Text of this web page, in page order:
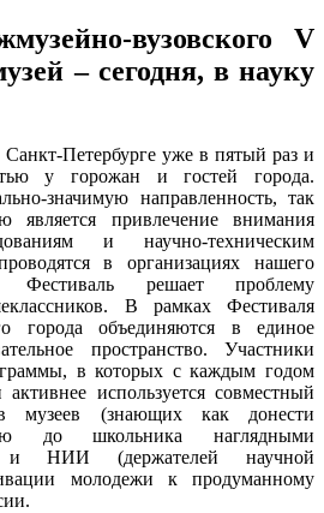
вузовского V
– сегодня, в науку
Петербурге уже в пятый раз и
у горожан и гостей города.
значимую направленность, так
является привлечение внимания
и научно-техническим
в организациях нашего
Фестиваль решает проблему
В рамках Фестиваля
объединяются в единое
пространство. Участники
в которых с каждым годом
используется совместный
музеев (знающих как донести
до школьника наглядными
и НИИ (держателей научной
молодежи к продуманному